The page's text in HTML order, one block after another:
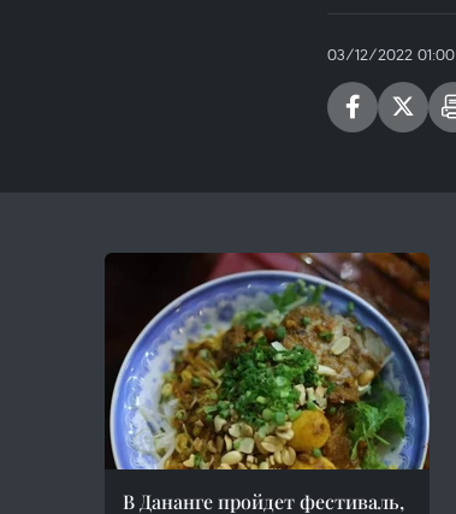
03/12/2022 01:00
В Дананге пройдет фестиваль,